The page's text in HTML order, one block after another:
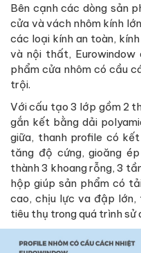
Bên cạnh các dòng sản
cửa và vách nhôm kính
các loại kính an toàn,
và nội thất,
phẩm cửa nhôm có cầu
trội.
Với cấu tạo 3 lớp gồm 2
gắn kết bằng dải
giữa, thanh profile có
tăng độ cứng, gioăng
thành 3 khoang rỗng, 3
hộp giúp sản phẩm có
cao, chịu lực va đập lớn,
tiêu thụ trong quá trình sử